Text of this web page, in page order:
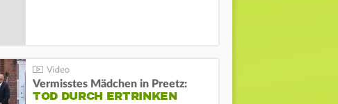
Vermisstes Mädchen in Preetz:
TOD DURCH ERTRINKEN